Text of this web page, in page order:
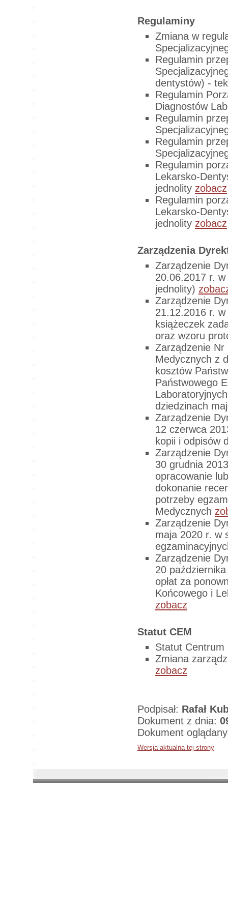
Regulaminy
Zmiana w
Regulamin
dentystów) -
Regulamin
Diagnostów
Regulamin
Regulamin
Regulamin
Lekarsko-
jednolity zobacz
Regulamin
Lekarsko-
jednolity zobacz
Zarządzenia
Zarządzenie
20.06.2017 r.
jednolity)
Zarządzenie
21.12.2016 r.
książeczek
oraz wzoru
Zarządzenie
Medycznych z
kosztów
Państwowego
dziedzinach
Zarządzenie
12 czerwca
kopii i odpisów
Zarządzenie
30 grudnia
opracowanie
dokonanie
potrzeby
Medycznych
Zarządzenie
maja 2020 r. w
Zarządzenie
20
opłat za
Końcowego i
zobacz
Statut CEM
Statut
Zmiana
zobacz
Podpisał: Rafał
Dokument z dnia:
Dokument
Wersja aktualna tej strony